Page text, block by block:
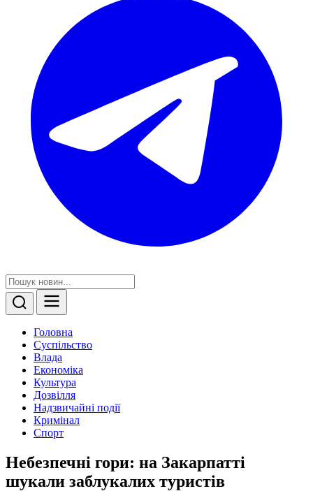
Головна
Суспільство
Влада
Економіка
Культура
Дозвілля
Надзвичайні події
Кримінал
Спорт
Небезпечні гори: на Закарпатті
шукали заблукалих туристів